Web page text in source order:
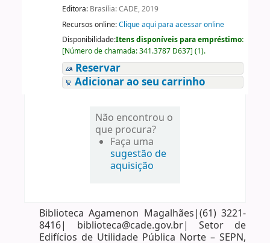
Editora: Brasília: CADE, 2019
Recursos online:Clique aqui para acessar online
Disponibilidade:Itens disponíveis para empréstimo:
[Número de chamada:341.3787 D637] (1).
Reservar
Adicionar ao seu carrinho
Não encontrou o
que procura?
Faça uma
sugestão de
aquisição
Biblioteca Agamenon Magalhães|(61) 3221-
8416| biblioteca@cade.gov.br| Setor de
Edifícios de Utilidade Pública Norte – SEPN,